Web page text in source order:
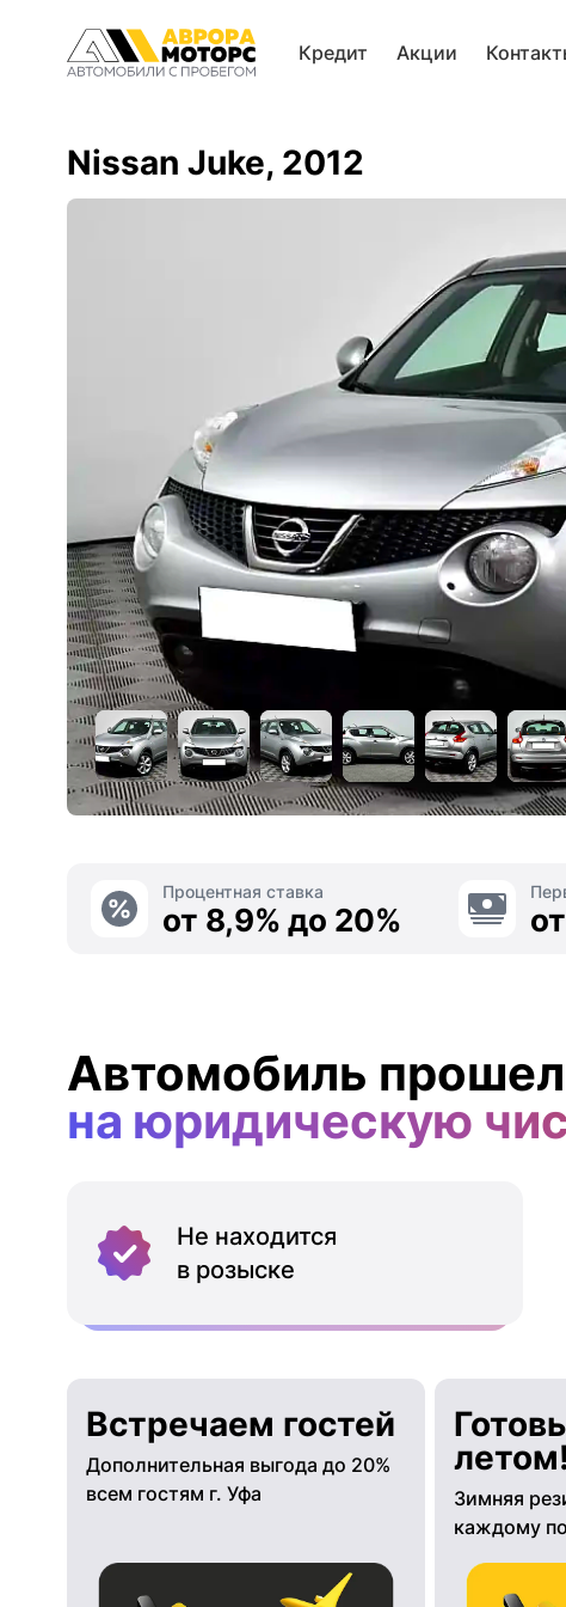
Кредит Акции
Nissan Juke, 2012
Процентная ставка
от 8,9% до 20%
Автомобиль
на юридическую
Не находится
в розыске
Встречаем гостей
Дополнительная выгода до 20%
всем гостям г. Уфа
летом!
Зимняя
каждому